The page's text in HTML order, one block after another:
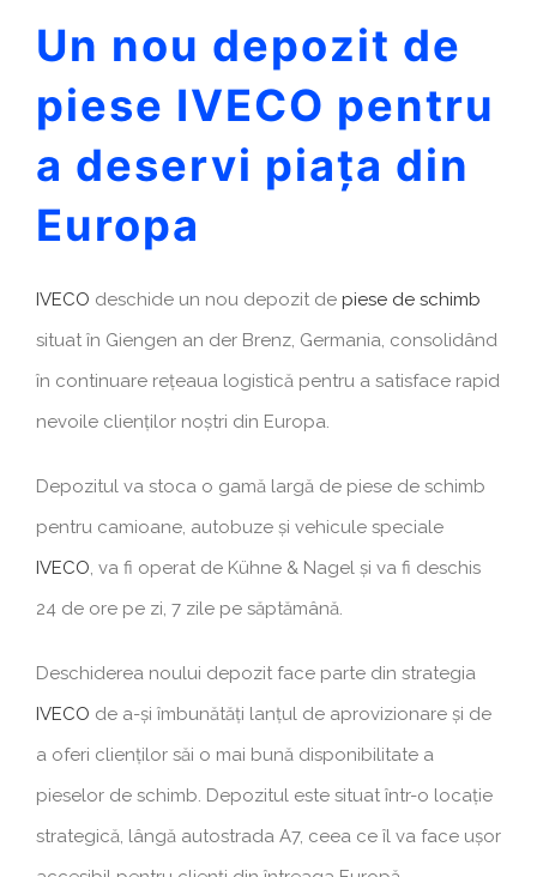
Un nou depozit de
piese IVECO pentru
a deservi piața din
Europa
IVECO deschide un nou depozit de piese de schimb
situat în Giengen an der Brenz, Germania, consolidând
în continuare rețeaua logistică pentru a satisface rapid
nevoile clienților noștri din Europa.
Depozitul va stoca o gamă largă de piese de schimb
pentru camioane, autobuze și vehicule speciale
IVECO, va fi operat de Kühne & Nagel și va fi deschis
24 de ore pe zi, 7 zile pe săptămână.
Deschiderea noului depozit face parte din strategia
IVECO de a-și îmbunătăți lanțul de aprovizionare și de
a oferi clienților săi o mai bună disponibilitate a
pieselor de schimb. Depozitul este situat într-o locație
strategică, lângă autostrada A7, ceea ce îl va face ușor